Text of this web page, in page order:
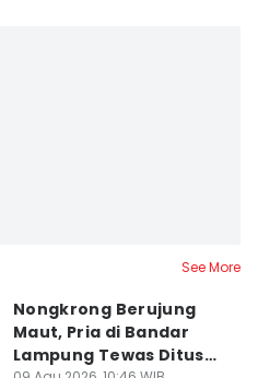
See More
Nongkrong Berujung
Maut, Pria di Bandar
Lampung Tewas Ditusuk